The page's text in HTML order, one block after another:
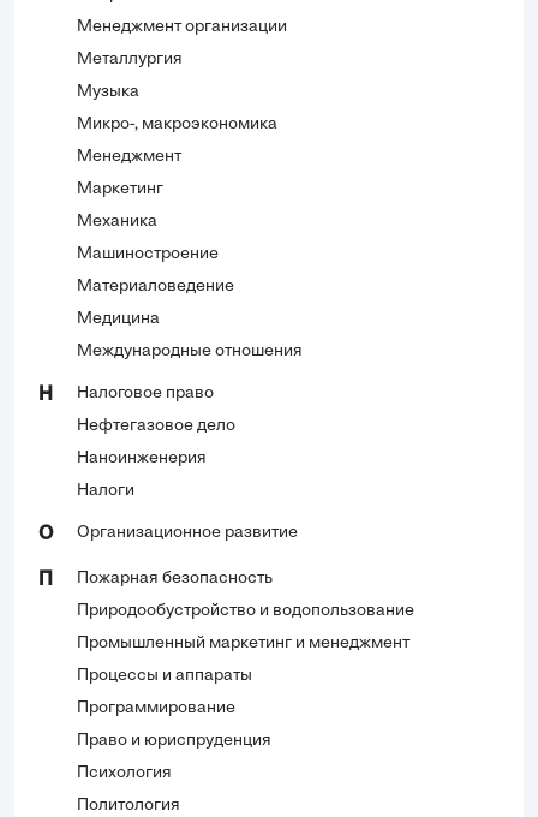
Менеджмент организации
Металлургия
Музыка
Микро-, макроэкономика
Менеджмент
Маркетинг
Механика
Машиностроение
Материаловедение
Медицина
Международные отношения
Н
Налоговое право
Нефтегазовое дело
Наноинженерия
Налоги
О Организационное развитие
П
Пожарная безопасность
Природообустройство и водопользование
Промышленный маркетинг и менеджмент
Процессы и аппараты
Программирование
Право и юриспруденция
Психология
Политология